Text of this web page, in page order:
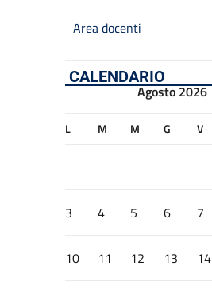
Area docenti
CALENDARIO
Agosto 2026
L M M G V
3 4 5 6 7
10 11 12 13 14